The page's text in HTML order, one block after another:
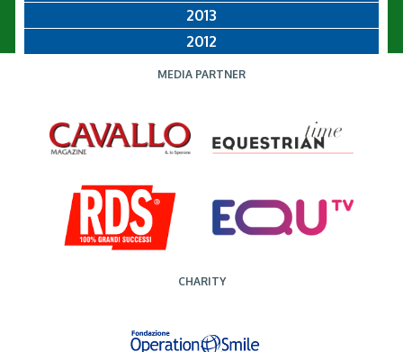
2013
2012
MEDIA PARTNER
CHARITY